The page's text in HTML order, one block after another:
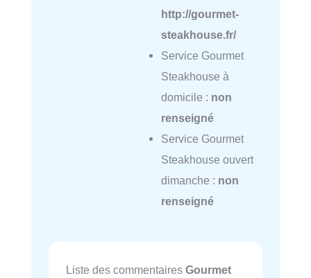
http://gourmet-
steakhouse.fr/
Service Gourmet
Steakhouse à
domicile : non
renseigné
Service Gourmet
Steakhouse ouvert
dimanche : non
renseigné
Liste des commentaires Gourmet